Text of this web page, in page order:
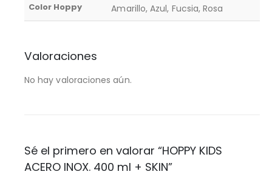
Color Hoppy
Amarillo, Azul, Fucsia, Rosa
Valoraciones
No hay valoraciones aún.
Sé el primero en valorar “HOPPY KIDS
ACERO INOX. 400 ml + SKIN”